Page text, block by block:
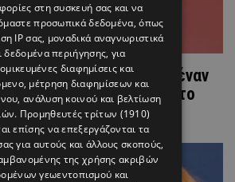
Καρβέλα: "Περίπου έναν
ένα μικρό εξόγκωμα στο
στη συσκευή σας και να
προσωπικά δεδομένα, όπως
IP σας, μοναδικά αναγνωριστικά
δεδομένα περιήγησης, για
διαφημίσεις και
μέτρηση διαφημίσεων και
ανάλυση κοινού και βελτίωση
Προμηθευτές τρίτων (1910)
επίσης να επεξεργάζονται τα
για αυτούς και άλλους σκοπούς,
της χρήσης ακριβών
γεωεντοπισμού και